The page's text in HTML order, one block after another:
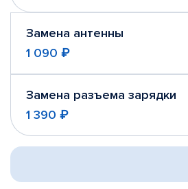
Замена антенны
1 090 ₽
Замена разъема зарядки
1 390 ₽